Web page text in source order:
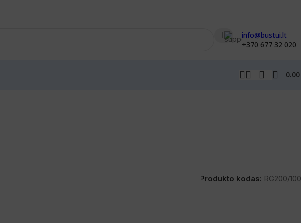
info@bustui.lt
+370 677 32 020
0.00
Produkto kodas: RG200/100